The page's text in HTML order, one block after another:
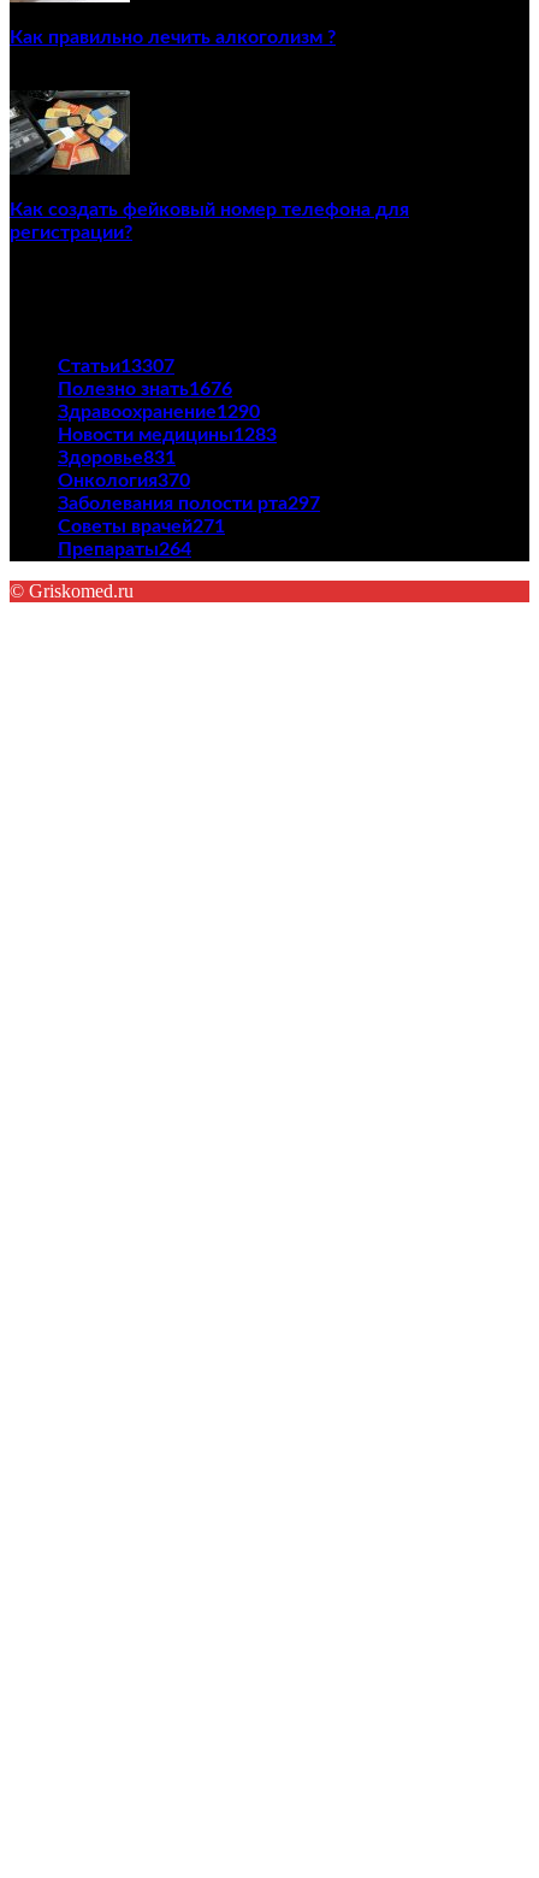
Как правильно лечить алкоголизм ?
Как создать фейковый номер телефона для
регистрации?
Статьи13307
Полезно знать1676
Здравоохранение1290
Новости медицины1283
Здоровье831
Онкология370
Заболевания полости рта297
Советы врачей271
Препараты264
© Griskomed.ru